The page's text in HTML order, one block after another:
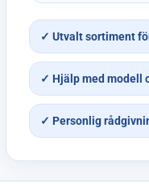
✓ Utvalt sortiment
✓ Hjälp med modell
✓ Personlig